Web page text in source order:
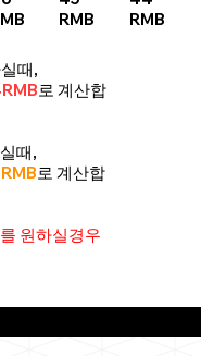
RMB
RMB
때,
로 계산합
때,
로 계산합
원하실경우